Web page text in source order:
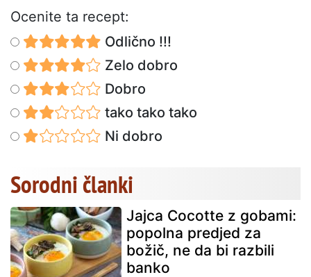
Ocenite ta recept:
Odlično !!!
Zelo dobro
Dobro
tako tako tako
Ni dobro
Sorodni članki
Jajca Cocotte z gobami:
popolna predjed za
božič, ne da bi razbili
banko